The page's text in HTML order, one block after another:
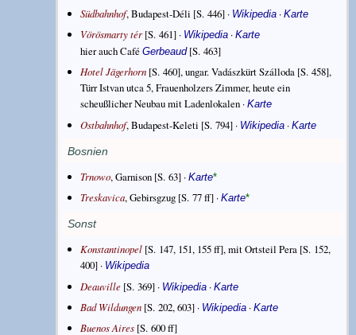
Südbahnhof, Budapest-Déli [S. 446] · Wikipedia ·Karte
Vörösmarty tér[S. 461] · Wikipedia ·Karte
hier auch CaféGerbeaud[S. 463]
Hotel Jägerhorn [S. 460], ungar. Vadászkürt Szálloda [S. 458],
Türr Istvan utca 5, Frauenholzers Zimmer, heute ein
scheußlicher Neubau mit Ladenlokalen ·Karte
Ostbahnhof, Budapest-Keleti [S. 794] · Wikipedia ·Karte
Bosnien
Trnowo, Garnison [S. 63] ·Karte*
Treskavica, Gebirsgzug [S. 77 ff] ·Karte*
Sonst
Konstantinopel [S. 147, 151, 155 ff], mit Ortsteil Pera [S. 152,
400] · Wikipedia
Deauville [S. 369] · Wikipedia ·Karte
Bad Wildungen [S. 202, 603] · Wikipedia ·Karte
Buenos Aires [S. 600 ff]